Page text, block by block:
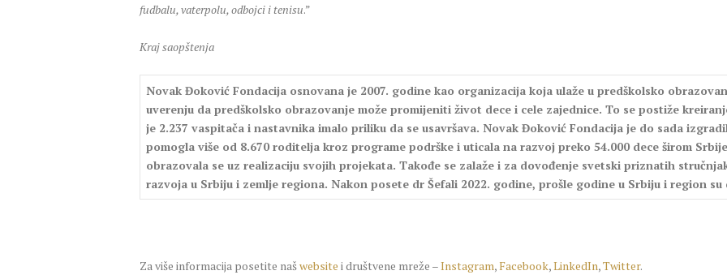
fudbalu, vaterpolu, odbojci i tenisu.”
Kraj saopštenja
Novak Đoković Fondacija osnovana je 2007. godine kao organizacija koja ulaže u predškolsko
uverenju da predškolsko obrazovanje može promijeniti život dece i cele zajednice. To se postiže
je 2.237 vaspitača i nastavnika imalo priliku da se usavršava. Novak Đoković Fondacija je do sada
pomogla više od 8.670 roditelja kroz programe podrške i uticala na razvoj preko 54.000 dece širom
obrazovala se uz realizaciju svojih projekata. Takođe se zalaže i za dovođenje svetski priznatih
razvoja u Srbiju i zemlje regiona. Nakon posete dr Šefali 2022. godine, prošle godine u Srbiju i region
Za više informacija posetite našwebsite i društvene mreže –Instagram, Facebook,LinkedIn,Twitter.